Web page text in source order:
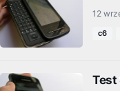
12
c6
Test